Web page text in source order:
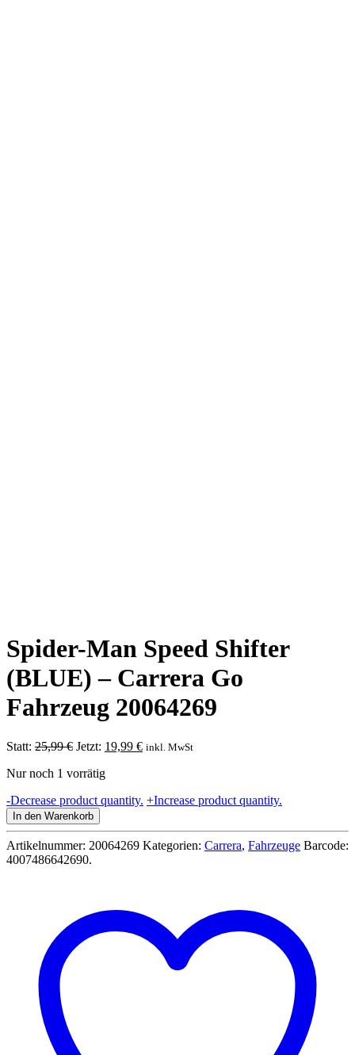
Spider-Man Speed Shifter
(BLUE) – Carrera Go
Fahrzeug 20064269
Statt: 25,99€ Ursprünglicher
war:
Jetzt: 19,99 €Aktueller
inkl. MwSt
Nur noch 1 vorrätig
-Decrease product quantity. Spider-
Speed
Shifter
(BLUE)
Fahrzeug
20064269
Menge
+Increase product quantity.
In den Warenkorb
Artikelnummer: 20064269 Kategorien: Carrera, Fahrzeuge Barcode:
4007486642690.